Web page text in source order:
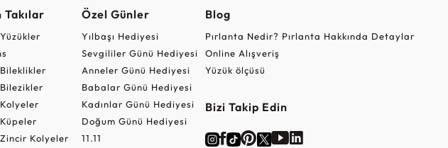
Takılar
Kolyeler
Özel Günler
Yılbaşı Hediyesi
Sevgililer Günü Hediyesi
Anneler Günü Hediyesi
Babalar Günü Hediyesi
Kadınlar Günü Hediyesi
Doğum Günü Hediyesi
11.11
Blog
Pırlanta Nedir? Pırlanta Hakkında Detaylar
Online Alışveriş
Yüzük ölçüsü
Bizi Takip Edin